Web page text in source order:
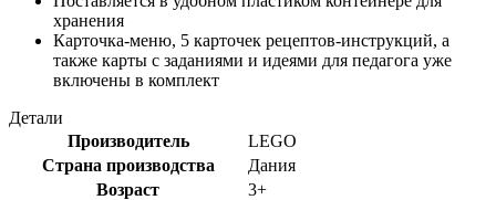
хранения
Карточка-меню, 5 карточек рецептов-инструкций, а
также карты с заданиями и идеями для педагога уже
включены в комплект
Детали
Производитель
LEGO
Страна производства
Дания
Возраст
3+